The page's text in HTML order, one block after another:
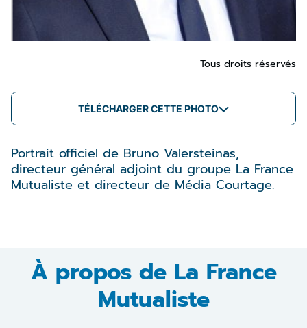
Tous droits réservés
TÉLÉCHARGER CETTE PHOTO
Portrait officiel de Bruno Valersteinas,
directeur général adjoint du groupe La France
Mutualiste et directeur de Média Courtage.
À propos de La France
Mutualiste